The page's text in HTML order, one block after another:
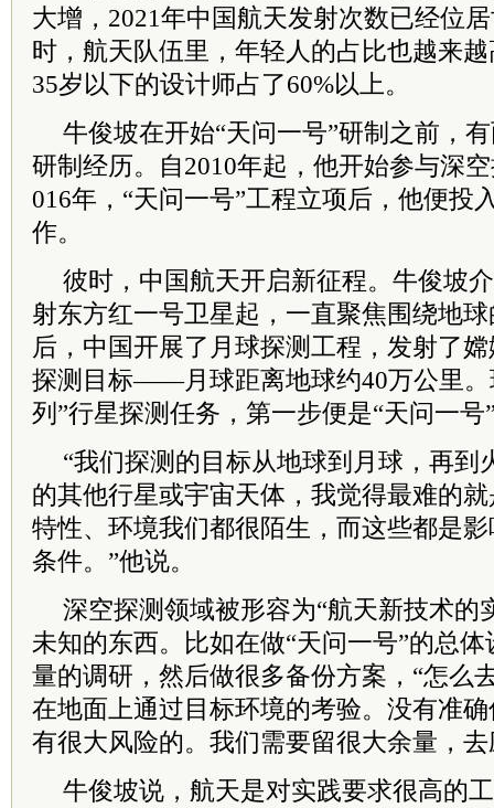
大增，2021年中国航天发射次数已经位
时，航天队伍里，年轻人的占比也越来
35岁以下的设计师占了60%以上。
牛俊坡在开始“天问一号”研制之前，
研制经历。自2010年起，他开始参与深
016年，“天问一号”工程立项后，他便投
作。
彼时，中国航天开启新征程。牛俊坡
射东方红一号卫星起，一直聚焦围绕地
后，中国开展了月球探测工程，发射了
探测目标——月球距离地球约40万公里。
列”行星探测任务，第一步便是“天问一号
“我们探测的目标从地球到月球，再到
的其他行星或宇宙天体，我觉得最难的
特性、环境我们都很陌生，而这些都是
条件。”他说。
深空探测领域被形容为“航天新技术的
未知的东西。比如在做“天问一号”的总
量的调研，然后做很多备份方案，“怎么
在地面上通过目标环境的考验。没有准
有很大风险的。我们需要留很大余量，
牛俊坡说，航天是对实践要求很高的